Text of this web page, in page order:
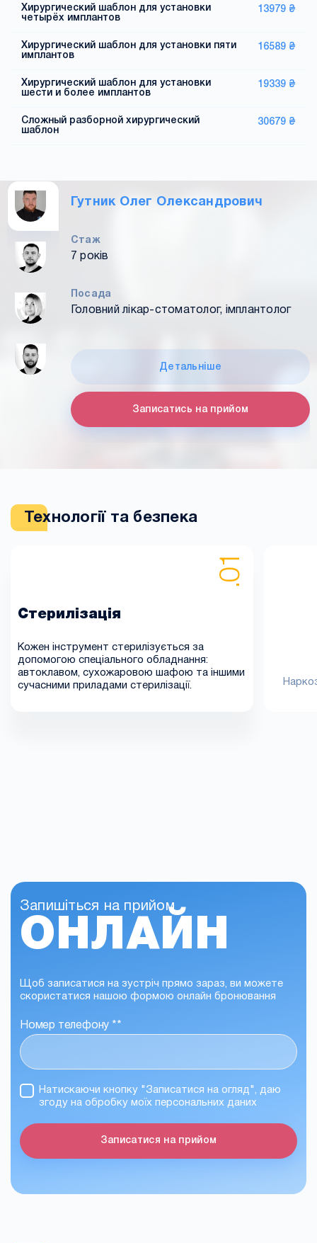
Хирургический шаблон для установки
четырёх имплантов
13979 ₴
Хирургический шаблон для установки пяти
имплантов
16589 ₴
Хирургический шаблон для установки
шести и более имплантов
19339 ₴
Сложный разборной хирургический
шаблон
30679 ₴
Гутник Олег Олександрович
Стаж
7 років
Посада
Головний лікар-стоматолог, імплантолог
Детальніше
Записатись на прийом
Технології та безпека
Стерилізація
Кожен інструмент стерилізується за
допомогою спеціального обладнання:
автоклавом, сухожаровою шафою та іншими
сучасними приладами стерилізації.
Запишіться на прийом
ОНЛАЙН
Щоб записатися на зустріч прямо зараз, ви можете
скористатися нашою формою онлайн бронювання
Номер телефону **
Натискаючи кнопку "Записатися на огляд", даю
згоду на обробку моїх персональних даних
Записатися на прийом